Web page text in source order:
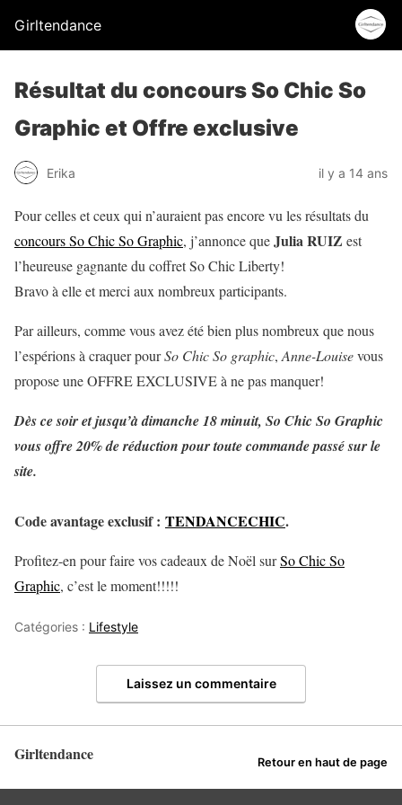
Girltendance
Résultat du concours So Chic So
Graphic et Offre exclusive
Erika il y a 14 ans
Pour celles et ceux qui n’auraient pas encore vu les résultats du
concours So Chic So Graphic, j’annonce queJulia RUIZ est
l’heureuse gagnante du coffret So Chic Liberty!
Bravo à elle et merci aux nombreux participants.
Par ailleurs, comme vous avez été bien plus nombreux que nous
l’espérions à craquer pourSo Chic So graphic, Anne-Louisevous
propose une OFFRE EXCLUSIVE à ne pas manquer!
Dès ce soir et jusqu’à dimanche 18 minuit, So Chic So Graphic
vous offre 20% de réduction pour toute commande passé sur le
site.
Code avantage exclusif : TENDANCECHIC.
Profitez-en pour faire vos cadeaux de Noël surSo Chic So
Graphic, c’est le moment!!!!!
Catégories : Lifestyle
Laissez un commentaire
Girltendance Retour en haut de page